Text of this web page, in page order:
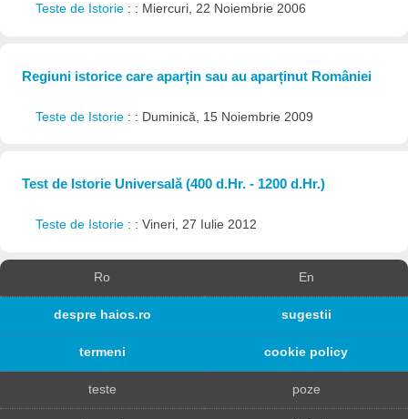
Teste de Istorie : : Miercuri, 22 Noiembrie 2006
Regiuni istorice care aparțin sau au aparținut României
Teste de Istorie : : Duminică, 15 Noiembrie 2009
Test de Istorie Universală (400 d.Hr. - 1200 d.Hr.)
Teste de Istorie : : Vineri, 27 Iulie 2012
Ro En
despre haios.ro sugestii
termeni cookie policy
teste poze